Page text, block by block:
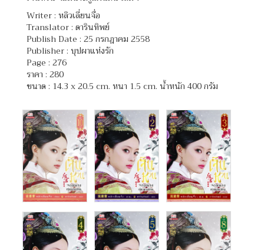
Writer : หลิวเลี่ยนจื่อ
Translator : ดารินทิพย์
Publish Date : 25 กรกฎาคม 2558
Publisher : บุปผาแห่งรัก
Page : 276
ราคา : 280
ขนาด : 14.3 x 20.5 cm. หนา 1.5 cm. น้ำหนัก 400 กรัม